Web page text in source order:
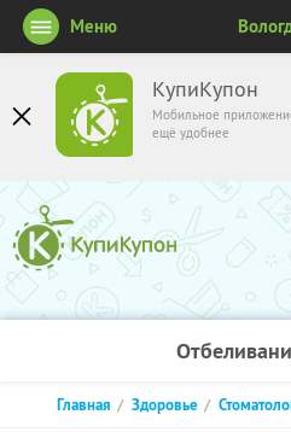
КупиКупон
Мобильное
ещё удобнее
Меню
Главная Здоровье